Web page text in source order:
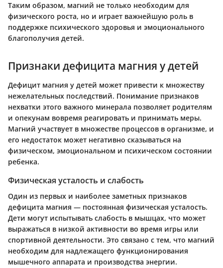
Таким образом, магний не только необходим для
физического роста, но и играет важнейшую роль в
поддержке психического здоровья и эмоционального
благополучия детей.
Признаки дефицита магния у детей
Дефицит магния у детей может привести к множеству
нежелательных последствий. Понимание признаков
нехватки этого важного минерала позволяет родителям
и опекунам вовремя реагировать и принимать меры.
Магний участвует в множестве процессов в организме, и
его недостаток может негативно сказываться на
физическом, эмоциональном и психическом состоянии
ребенка.
Физическая усталость и слабость
Один из первых и наиболее заметных признаков
дефицита магния — постоянная физическая усталость.
Дети могут испытывать слабость в мышцах, что может
выражаться в низкой активности во время игры или
спортивной деятельности. Это связано с тем, что магний
необходим для надлежащего функционирования
мышечного аппарата и производства энергии.